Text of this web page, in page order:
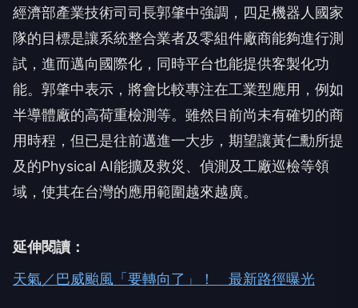
經濟部產業技術司司長郭肇中強調，四足機器人國家
隊的目標是讓系統整合業者及零組件廠商能夠進行測
試，進而邁向國際化，同時平台也能提供客製化功
能。郭肇中表示，將會比較專注在工業型應用，例如
半導體廠的高荷重檢測等。雖然目前尚未有確切的商
用時程，但已是往前邁進一大步，期望讓黃仁勳所提
及的Physical AI能擴及救災、偵測及工廠巡檢等領
域，使其在台灣的應用範圍越來越廣。
延伸閱讀：
天氣／巴威颱風「要轉向了」！ 最新路徑曝光